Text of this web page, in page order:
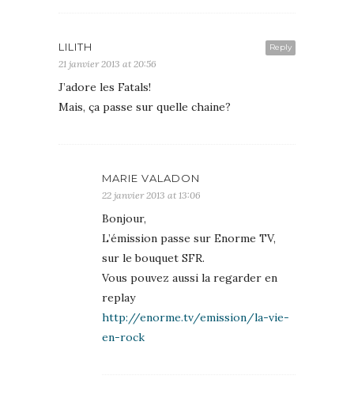
Reply
LILITH
21 janvier 2013 at 20:56
J’adore les Fatals!
Mais, ça passe sur quelle chaine?
MARIE VALADON
22 janvier 2013 at 13:06
Bonjour,
L’émission passe sur Enorme TV,
sur le bouquet SFR.
Vous pouvez aussi la regarder en
replay
http://enorme.tv/emission/la-vie-
en-rock